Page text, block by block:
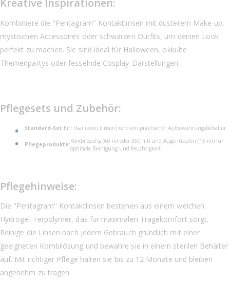
Kreative Inspirationen:
Kombiniere die "Pentagram" Kontaktlinsen mit düsterem Make-up,
mystischen Accessoires oder schwarzen Outfits, um deinen Look
perfekt zu machen. Sie sind ideal für Halloween, okkulte
Themenpartys oder fesselnde Cosplay-Darstellungen.
Pflegesets und Zubehör:
Standard-Set:Ein Paar (zwei Linsen) und ein praktischer Aufbewahrungsbehälter
Pflegeprodukte:
Kombilösung (60 ml oder 350 ml) und Augentropfen (15 ml) für
optimale Reinigung und Feuchtigkeit.
Pflegehinweise:
Die "Pentagram" Kontaktlinsen bestehen aus einem weichen
Hydrogel-Terpolymer, das für maximalen Tragekomfort sorgt.
Reinige die Linsen nach jedem Gebrauch gründlich mit einer
geeigneten Kombilösung und bewahre sie in einem sterilen Behälter
auf. Mit richtiger Pflege halten sie bis zu 12 Monate und bleiben
angenehm zu tragen.